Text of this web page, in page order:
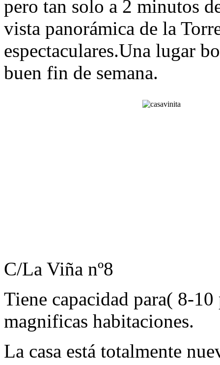
pero tan solo a 2 minutos
vista panorámica de la
espectaculares.Una lugar
buen fin de semana.
C/La Viña nº8
Tiene capacidad para( 8-
magnificas habitaciones.
La casa está totalmente